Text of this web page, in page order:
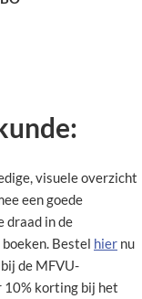
visuele overzicht
een goede
draad in de
Bestel hier nu
de MFVU-
10% korting bij het